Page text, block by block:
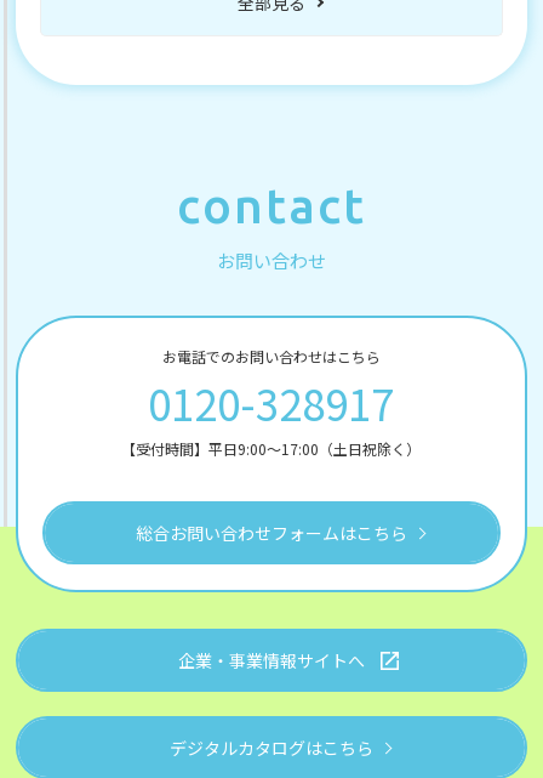
contact
お問い合わせ
お電話でのお問い合わせはこちら
0120-328917
【受付時間】平日9:00～17:00（土日祝除く）
総合お問い合わせフォームはこちら
企業・事業情報サイトへ
デジタルカタログはこちら